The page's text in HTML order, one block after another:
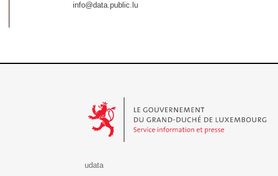
info@data.public.lu
udata